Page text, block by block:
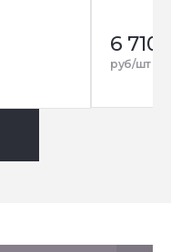
6 710
руб/шт